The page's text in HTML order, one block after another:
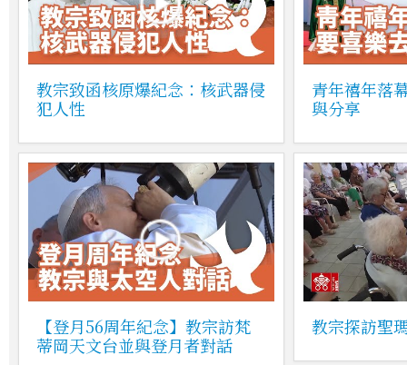
教宗致函核原爆紀念：核武器侵
犯人性
青年禧年落
與分享
【登月56周年紀念】教宗訪梵
蒂岡天文台並與登月者對話
教宗探訪聖